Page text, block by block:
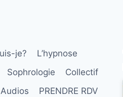
je?
L’hypnose
Sophrologie
Collectif
Audios
PRENDRE RDV